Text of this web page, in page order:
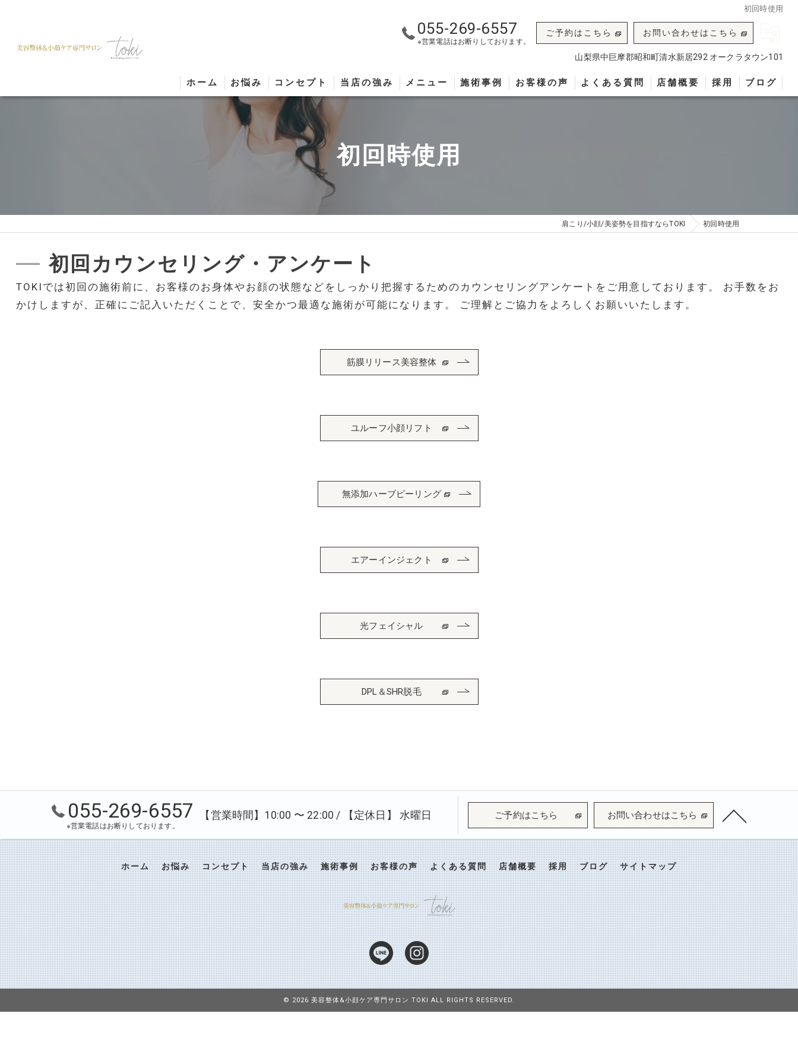
初回時使用
055-269-6557
※営業電話はお断りしております。
ご予約はこちら お問い合わせはこちら
山梨県中巨摩郡昭和町清水新居292 オークラタウン101
ホーム お悩み コンセプト 当店の強み メニュー 施術事例 お客様の声 よくある質問 店舗概要 採用 ブログ
初回時使用
肩こり/小顔/美姿勢を目指すならTOKI 初回時使用
初回カウンセリング・アンケート
TOKIでは初回の施術前に、お客様のお身体やお顔の状態などをしっかり把握するためのカウンセリングアンケートをご用意しております。 お手数をお
かけしますが、正確にご記入いただくことで、安全かつ最適な施術が可能になります。 ご理解とご協力をよろしくお願いいたします。
筋膜リリース美容整体
ユルーフ小顔リフト
無添加ハーブピーリング
エアーインジェクト
光フェイシャル
DPL＆SHR脱毛
055-269-6557
※営業電話はお断りしております。
【営業時間】10:00 〜 22:00 / 【定休日】 水曜日 ご予約はこちら お問い合わせはこちら
ホーム お悩み コンセプト 当店の強み 施術事例 お客様の声 よくある質問 店舗概要 採用 ブログ サイトマップ
© 2026 美容整体&小顔ケア専門サロン TOKI ALL RIGHTS RESERVED.